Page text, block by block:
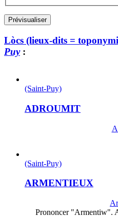
Lòcs (lieux-dits =
Puy:
(Saint-Puy)
ADROUMIT
(Saint-Puy)
ARMENTIEUX
Prononcer "Armentiw".